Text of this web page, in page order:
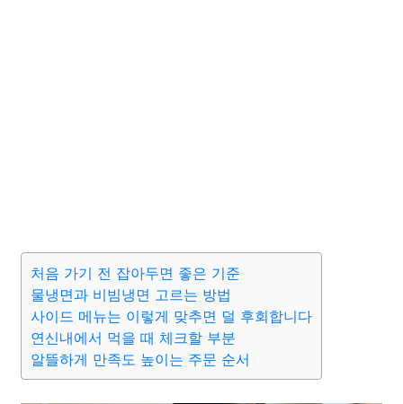
처음 가기 전 잡아두면 좋은 기준
물냉면과 비빔냉면 고르는 방법
사이드 메뉴는 이렇게 맞추면 덜 후회합니다
연신내에서 먹을 때 체크할 부분
알뜰하게 만족도 높이는 주문 순서